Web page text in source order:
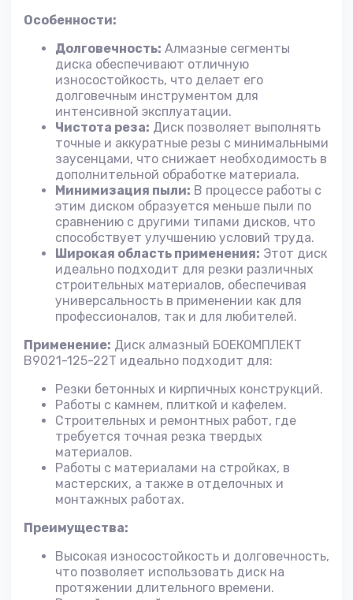
Особенности:
Долговечность: Алмазные сегменты
диска обеспечивают отличную
износостойкость, что делает его
долговечным инструментом для
интенсивной эксплуатации.
Чистота реза: Диск позволяет выполнять
точные и аккуратные резы с минимальными
заусенцами, что снижает необходимость в
дополнительной обработке материала.
Минимизация пыли: В процессе работы с
этим диском образуется меньше пыли по
сравнению с другими типами дисков, что
способствует улучшению условий труда.
Широкая область применения: Этот диск
идеально подходит для резки различных
строительных материалов, обеспечивая
универсальность в применении как для
профессионалов, так и для любителей.
Применение: Диск алмазный БОЕКОМПЛЕКТ
B9021-125-22T идеально подходит для:
Резки бетонных и кирпичных конструкций.
Работы с камнем, плиткой и кафелем.
Строительных и ремонтных работ, где
требуется точная резка твердых
материалов.
Работы с материалами на стройках, в
мастерских, а также в отделочных и
монтажных работах.
Преимущества:
Высокая износостойкость и долговечность,
что позволяет использовать диск на
протяжении длительного времени.